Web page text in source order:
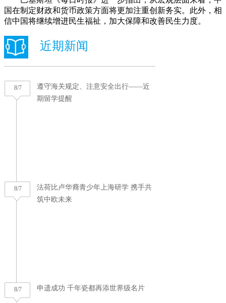
国在制定财政和货币政策方面将更加注重创新务实。此外，相
信中国将继续增进民生福祉，加大保障和改善民生力度。